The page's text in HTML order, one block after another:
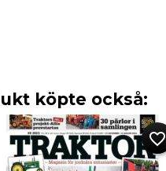
köpte också:
favorite_border